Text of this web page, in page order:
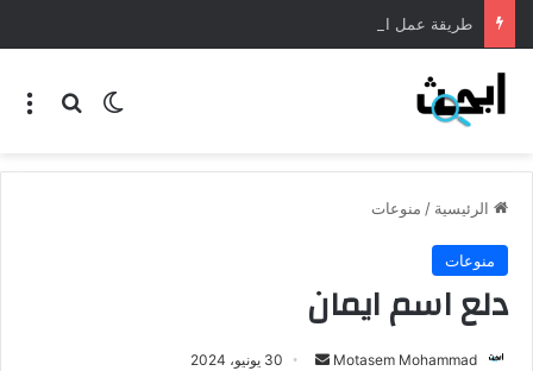
طريقة عمل المنسف الاردني
الرئيسية / منوعات
منوعات
دلع اسم ايمان
Motasem Mohammad 30 يونيو، 2024